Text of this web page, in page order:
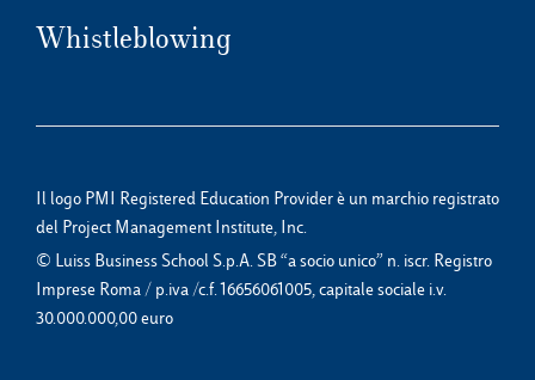
Whistleblowing
Il logo PMI Registered Education Provider è un marchio registrato
del Project Management Institute, Inc.
© Luiss Business School S.p.A. SB “a socio unico” n. iscr. Registro
Imprese Roma / p.iva /c.f. 16656061005, capitale sociale i.v.
30.000.000,00 euro